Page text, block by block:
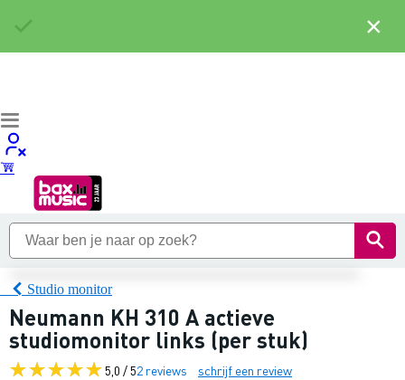
Studio monitor
Neumann KH 310 A actieve
studiomonitor links (per stuk)
5,0 / 52 reviews schrijf een review
×